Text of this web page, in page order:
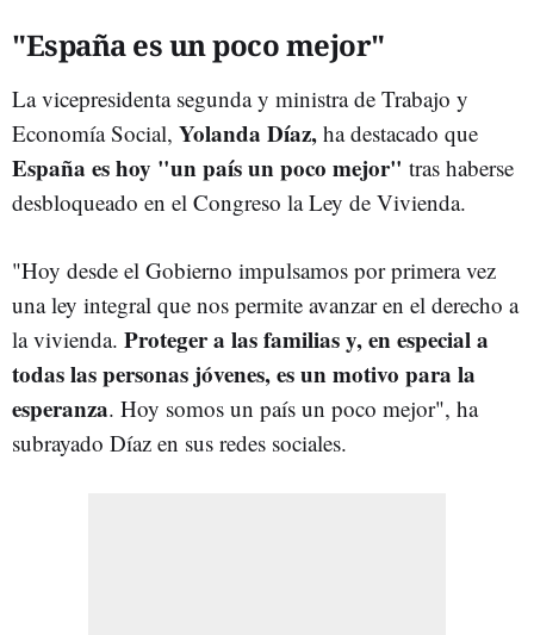
"España es un poco mejor"
La vicepresidenta segunda y ministra de Trabajo y
Economía Social, Yolanda Díaz, ha destacado que
España es hoy "un país un poco mejor" tras haberse
desbloqueado en el Congreso la Ley de Vivienda.
"Hoy desde el Gobierno impulsamos por primera vez
una ley integral que nos permite avanzar en el derecho a
la vivienda. Proteger a las familias y, en especial a
todas las personas jóvenes, es un motivo para la
esperanza. Hoy somos un país un poco mejor", ha
subrayado Díaz en sus redes sociales.